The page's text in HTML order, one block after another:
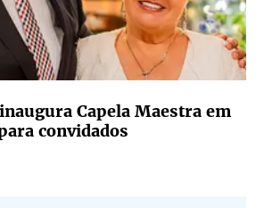
Capela Maestra em
convidados